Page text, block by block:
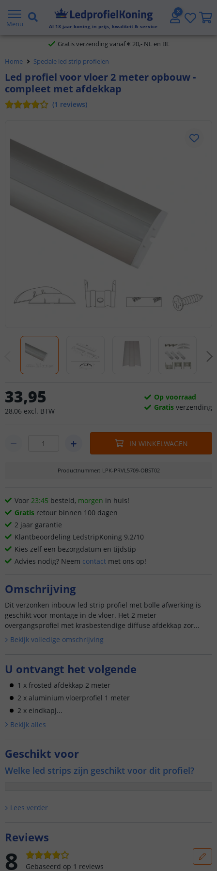
Menu Al 13 jaar koning in prijs, kwaliteit & service
2 jaar garantie
Gratis verzending vanaf € 20,- NL en BE
Klantbeoordeling 9.1
Voor 23:45 uur besteld,
Home Speciale led strip profielen
Led profiel voor vloer 2 meter opbouw -
compleet met afdekkap
(1 reviews)
33,95
28,06 excl. BTW
Op voorraad
Gratis verzending
IN WINKELWAGEN
Productnummer: LPK-PRVL5709-OBST02
Voor 23:45 besteld, morgen in huis!
Gratis retour binnen 100 dagen
2 jaar garantie
Klantbeoordeling LedstripKoning 9.2/10
Kies zelf een bezorgdatum en tijdstip
Advies nodig? Neem contact met ons op!
Omschrijving
Dit verzonken inbouw led strip profiel met bolle afwerking is
geschikt voor montage in de vloer. Het 2 meter
overgangsprofiel met krasbestendige diffuse afdekkap zor...
Bekijk volledige omschrijving
U ontvangt het volgende
1 x frosted afdekkap 2 meter
2 x aluminium vloerprofiel 1 meter
2 x eindkapj...
Bekijk alles
Geschikt voor
Welke led strips zijn geschikt voor dit profiel?
Lees verder
Reviews
8 Gebaseerd op 1 reviews